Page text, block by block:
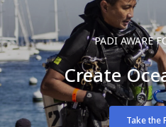
PADI AWARE
Create
Take the